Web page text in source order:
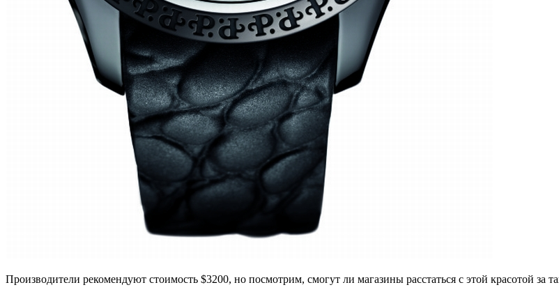
Производители рекомендуют стоимость $3200, но посмотрим, смогут ли магазины расстаться с этой красотой за